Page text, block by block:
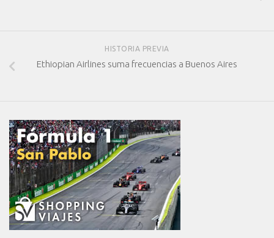
HISTORIA PREVIA
Ethiopian Airlines suma frecuencias a Buenos Aires